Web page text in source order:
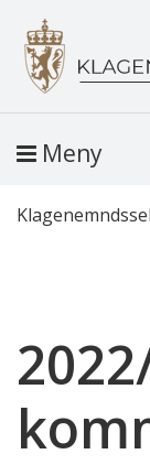
Meny